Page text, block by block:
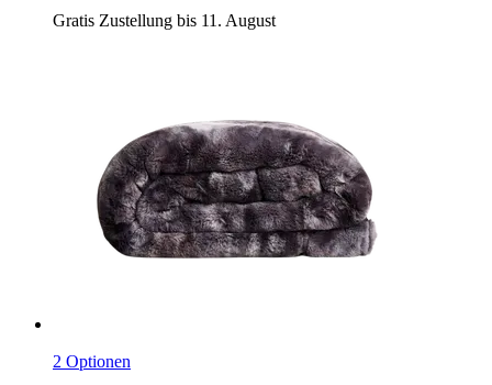
Gratis Zustellung bis 11. August
2 Optionen